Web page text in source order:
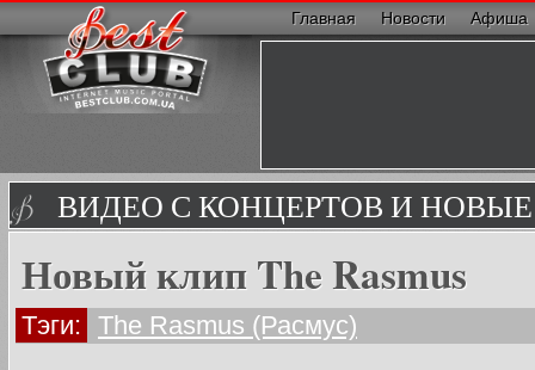
Главная Новости Афиша
ВИДЕО С КОНЦЕРТОВ И
Новый клип The Rasmus
Тэги: The Rasmus (Расмус)